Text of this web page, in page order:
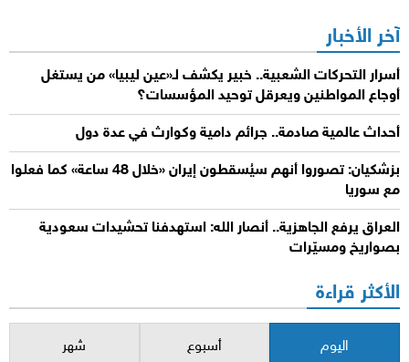
آخر الأخبار
أسرار التحركات الشعبية.. خبير يكشف لـ«عين ليبيا» من يستغل
أوجاع المواطنين ويعرقل توحيد المؤسسات؟
أحداث عالمية صادمة.. جرائم دامية وكوارث في عدة دول
بزشكيان: تصوروا أنهم سيُسقطون إيران «خلال 48 ساعة» كما فعلوا
مع سوريا
العراق يرفع الجاهزية.. أنصار الله: استهدفنا تحشيدات سعودية
بصواريخ ومسيّرات
الأكثر قراءة
اليوم أسبوع شهر